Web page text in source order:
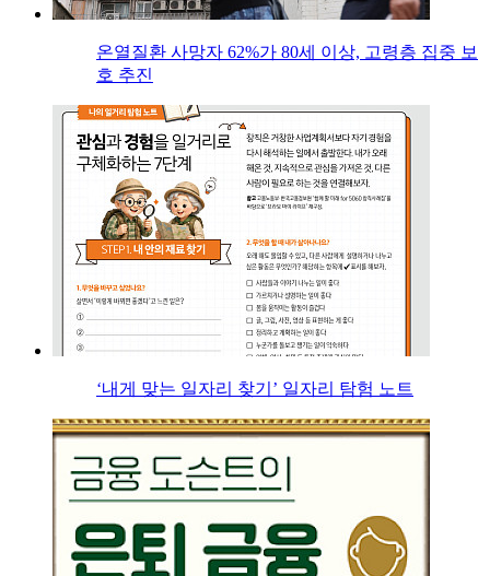
온열질환 사망자 62%가 80세 이상, 고령층 집중 보
호 추진
‘내게 맞는 일자리 찾기’ 일자리 탐험 노트